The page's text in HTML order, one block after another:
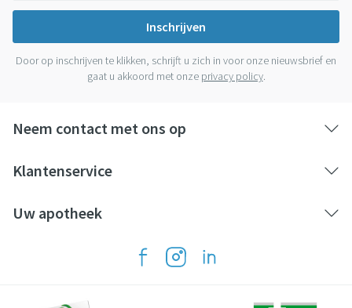
Inschrijven
Door op inschrijven te klikken, schrijft u zich in voor onze nieuwsbrief en
gaat u akkoord met onze privacy policy.
Neem contact met ons op
Klantenservice
Uw apotheek